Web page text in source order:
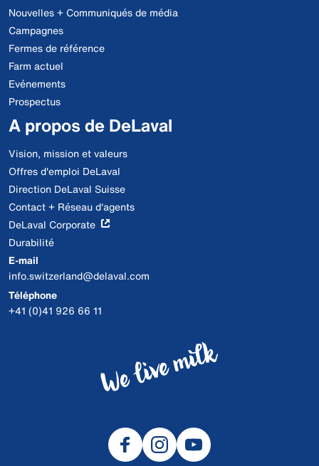
Nouvelles + Communiqués de média
Campagnes
Fermes de référence
Farm actuel
Evénements
Prospectus
A propos de DeLaval
Vision, mission et valeurs
Offres d'emploi DeLaval
Direction DeLaval Suisse
Contact + Réseau d'agents
DeLaval Corporate
Durabilité
E-mail
info.switzerland@delaval.com
Téléphone
+41 (0)41 926 66 11